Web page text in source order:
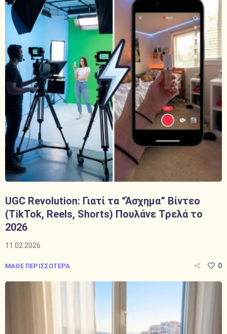
UGC Revolution: Γιατί τα “Άσχημα” Βίντεο
(TikTok, Reels, Shorts) Πουλάνε Τρελά το
2026
11.02.2026
ΜΑΘΕ ΠΕΡΙΣΣΟΤΕΡΑ 0